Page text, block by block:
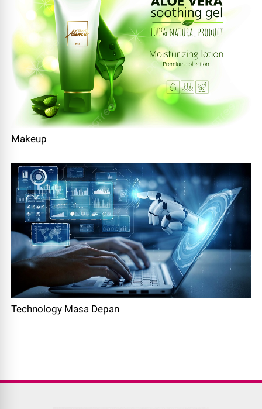
Makeup
Technology Masa Depan